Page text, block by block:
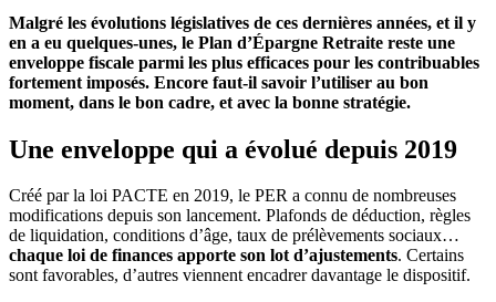
Malgré les évolutions législatives de ces dernières années, et il y
en a eu quelques-unes, le Plan d’Épargne Retraite reste une
enveloppe fiscale parmi les plus efficaces pour les contribuables
fortement imposés. Encore faut-il savoir l’utiliser au bon
moment, dans le bon cadre, et avec la bonne stratégie.
Une enveloppe qui a évolué depuis 2019
Créé par la loi PACTE en 2019, le PER a connu de nombreuses
modifications depuis son lancement. Plafonds de déduction, règles
de liquidation, conditions d’âge, taux de prélèvements sociaux…
chaque loi de finances apporte son lot d’ajustements. Certains
sont favorables, d’autres viennent encadrer davantage le dispositif.